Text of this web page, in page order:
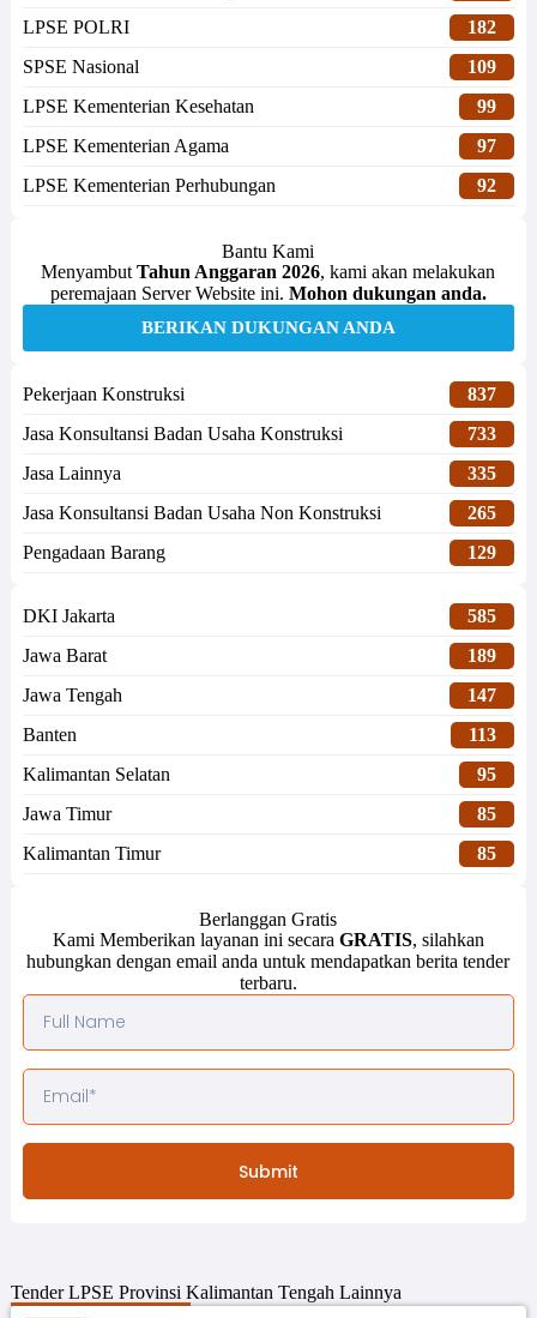
LPSE POLRI
182
SPSE Nasional
109
LPSE Kementerian Kesehatan
99
LPSE Kementerian Agama
97
LPSE Kementerian Perhubungan
92
Bantu Kami
MenyambutTahun Anggaran 2026, kami akan melakukan
peremajaan Server Website ini. Mohon dukungan anda.
BERIKAN DUKUNGAN ANDA
Pekerjaan Konstruksi
837
Jasa Konsultansi Badan Usaha Konstruksi
733
Jasa Lainnya
335
Jasa Konsultansi Badan Usaha Non Konstruksi
265
Pengadaan Barang
129
DKI Jakarta
585
Jawa Barat
189
Jawa Tengah
147
Banten
113
Kalimantan Selatan
95
Jawa Timur
85
Kalimantan Timur
85
Berlanggan Gratis
Kami Memberikan layanan ini secara GRATIS, silahkan
hubungkan dengan email anda untuk mendapatkan berita tender
terbaru.
Submit
TenderLPSE Provinsi Kalimantan Tengah Lainnya